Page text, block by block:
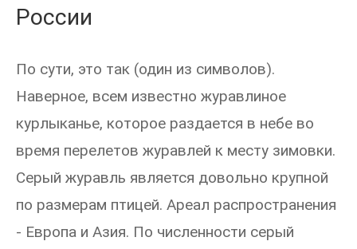
России
По сути, это так (один из символов).
Наверное, всем известно журавлиное
курлыканье, которое раздается в небе во
время перелетов журавлей к месту зимовки.
Серый журавль является довольно крупной
по размерам птицей. Ареал распространения
- Европа и Азия. По численности серый